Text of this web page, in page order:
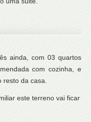
ainda, com 03 quartos
com cozinha, e
da casa.
este terreno vai ficar